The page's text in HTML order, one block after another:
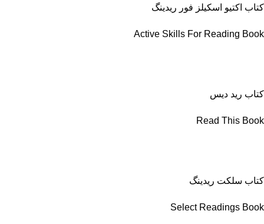
کتاب اکتیو اسکیلز فور ریدینگ
Active Skills For Reading Book
کتاب رید دیس
Read This Book
کتاب سلکت ریدینگ
Select Readings Book